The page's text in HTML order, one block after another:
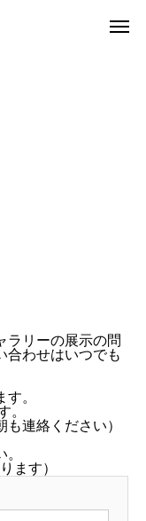
ラリーの展示の問
合わせはいつでも
。
。
も連絡ください）
ます）